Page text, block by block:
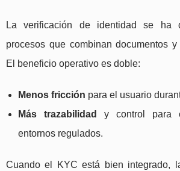
La verificación de identidad se ha
procesos que combinan documentos
El beneficio operativo es doble:
Menos fricción para el usuario
Más trazabilidad
y control para
entornos regulados.
Cuando el KYC está bien integrado,